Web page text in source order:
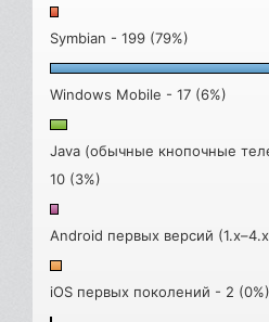
Symbian - 199 (79%)
Windows Mobile - 17 (6%)
Java (обычные кнопочные
10 (3%)
Android первых версий
iOS первых поколений - 2 (0%)